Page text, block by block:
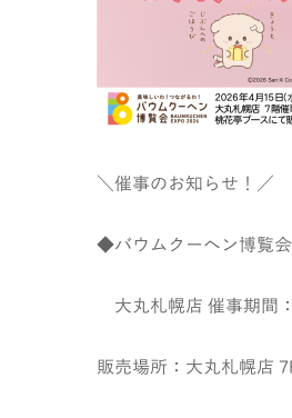
＼催事のお知らせ！／
◆バウムクーヘン博覧会
大丸札幌店 催事期間
販売場所：大丸札幌店